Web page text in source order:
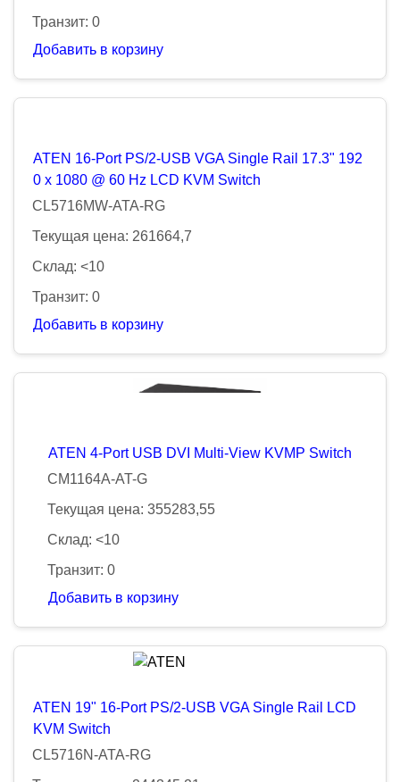
Транзит: 0
Добавить в корзину
ATEN 16-Port PS/2-USB VGA Single Rail 17.3" 192
0 x 1080 @ 60 Hz LCD KVM Switch
CL5716MW-ATA-RG
Текущая цена: 261664,7
Склад: <10
Транзит: 0
Добавить в корзину
ATEN 4-Port USB DVI Multi-View KVMP Switch
CM1164A-AT-G
Текущая цена: 355283,55
Склад: <10
Транзит: 0
Добавить в корзину
ATEN 19" 16-Port PS/2-USB VGA Single Rail LCD
KVM Switch
CL5716N-ATA-RG